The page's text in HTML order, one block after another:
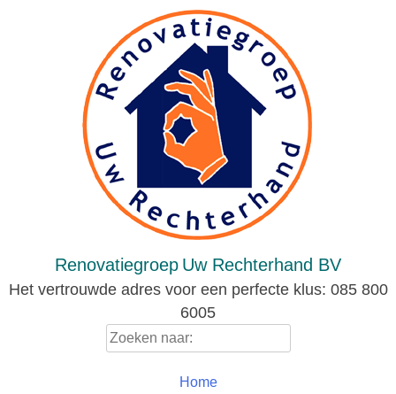
Renovatiegroep Uw Rechterhand BV
Het vertrouwde adres voor een perfecte klus: 085 800
6005
Home